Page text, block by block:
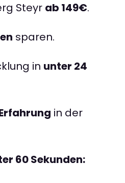
Steyr ab 149€.
sparen.
in unter 24
in der
60 Sekunden: